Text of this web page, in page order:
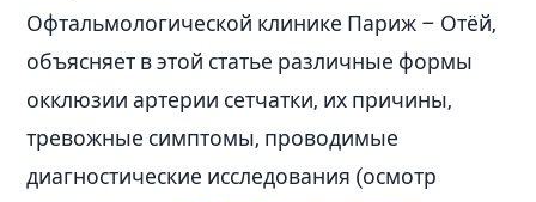
Офтальмологической клинике Париж – Отёй,
объясняет в этой статье различные формы
окклюзии артерии сетчатки, их причины,
тревожные симптомы, проводимые
диагностические исследования (осмотр